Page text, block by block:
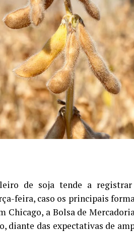
de soja tende a
feira, caso os principais
Chicago, a Bolsa de
diante das expectativas de